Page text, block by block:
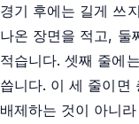
경기 후에는 길게 쓰
나온 장면을 적고, 둘
적습니다. 셋째 줄에
씁니다. 이 세 줄이면
배제하는 것이 아니